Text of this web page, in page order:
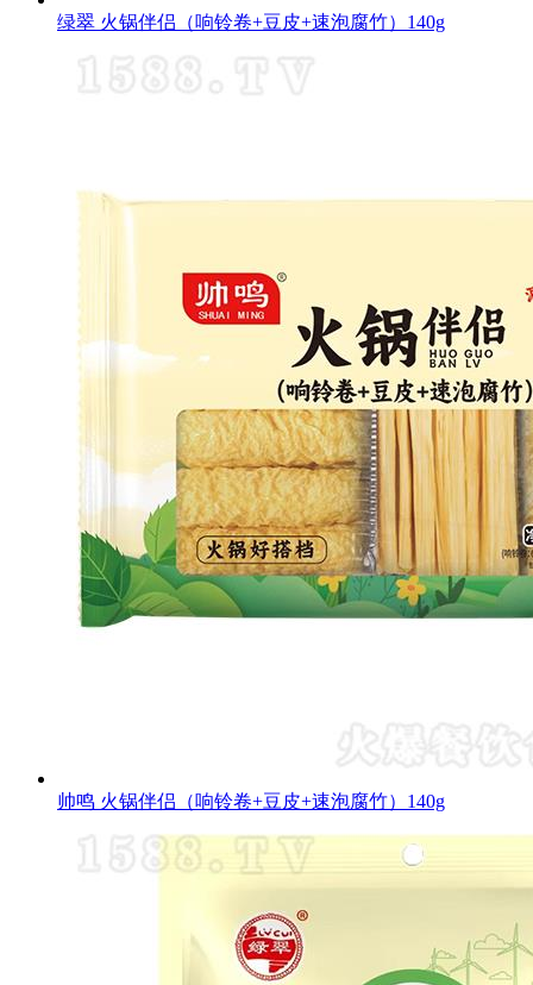
绿翠 火锅伴侣（响铃卷+豆皮+速泡腐竹）140g
帅鸣 火锅伴侣（响铃卷+豆皮+速泡腐竹）140g